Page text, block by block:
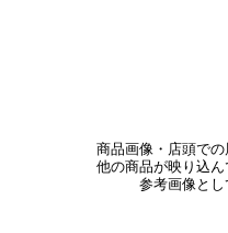
商品画像・店頭での
他の商品が映り込ん
参考画像とし